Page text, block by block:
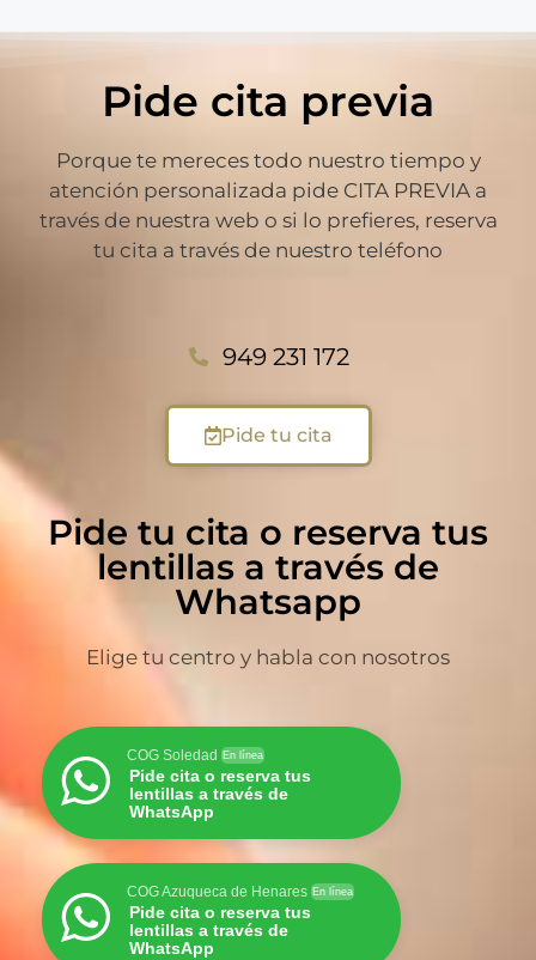
Pide cita previa
Porque te mereces todo nuestro tiempo y
atención personalizada pide CITA PREVIA a
través de nuestra web o si lo prefieres, reserva
tu cita a través de nuestro teléfono
949 231 172
Pide tu cita
Pide tu cita o reserva tus
lentillas a través de
Whatsapp
Elige tu centro y habla con nosotros
COG Soledad En línea
Pide cita o reserva tus
lentillas a través de
WhatsApp
COG Azuqueca de Henares En línea
Pide cita o reserva tus
lentillas a través de
WhatsApp